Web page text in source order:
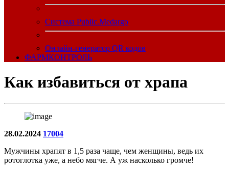
Система Public.Medargo
Онлайн-генератор QR кодов
ФАРМКОНТРОЛЬ
Как избавиться от храпа
28.02.2024 17004
Мужчины храпят в 1,5 раза чаще, чем женщины, ведь их
ротоглотка уже, а небо мягче. А уж насколько громче!